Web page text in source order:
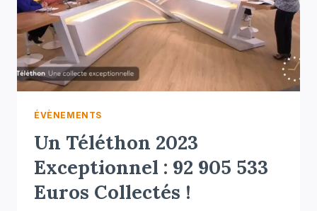
ÉVÈNEMENTS
Un Téléthon 2023
Exceptionnel : 92 905 533
Euros Collectés !